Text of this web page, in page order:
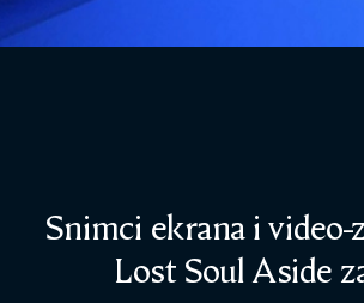
Snimci ekrana i video-
Lost Soul Aside